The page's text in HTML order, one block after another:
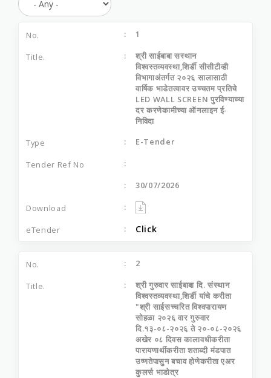
1
श्री साईबाबा सस्‍थान
विश्‍वस्‍तव्‍यवस्‍था,शिर्डी सीसीटीव्‍ही
विभागाअंतर्गत २०२६ सालासाठी
वार्षिक भाडेतत्‍वावर उच्‍चतम प्रतिचे
LED WALL SCREEN पुरविण्‍याच्‍या
दर करणेकामीच्‍या ऑनलाइन ई-
निविदा
E-Tender
30/07/2026
Click
2
श्री गुरुवार साईबाबा दि. संस्थान
विश्वस्तव्यवस्था,शिर्डी यांचे करीता
"श्री साईसच्चरित विश्वपारायण
सोहळा २०२६ वार गुरुवार
दि.१३-०८-२०२६ ते २०-०८-२०२६
अखेर ०८ दिवस कालावधीकरीता
पारायणार्थीकरीता शताब्दी मंडपात
उष्णतेपासुन बचाव होणेकरीता एअर
कुलर्स भाडोत्र